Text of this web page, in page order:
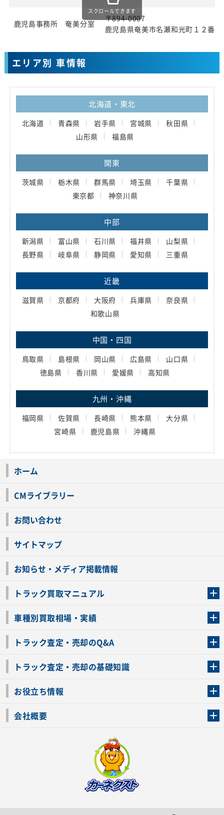
鹿児島事務所 奄美分室
〒894-0007
鹿児島県奄美市名瀬和光町１２番
スクロールできます
エリア別 車情報
北海道・東北
北海道 青森県 岩手県 宮城県
秋田県
山形県
福島県
関東
茨城県 栃木県 群馬県 埼玉県
千葉県
東京都
神奈川県
中部
新潟県 富山県 石川県 福井県
山梨県
長野県
岐阜県 静岡県 愛知県 三重県
近畿
滋賀県 京都府 大阪府 兵庫県
奈良県
和歌山県
中国・四国
鳥取県 島根県 岡山県 広島県
山口県
徳島県
香川県 愛媛県 高知県
九州・沖縄
福岡県 佐賀県 長崎県 熊本県
大分県
宮崎県
鹿児島県 沖縄県
ホーム
CMライブラリー
お問い合わせ
サイトマップ
お知らせ・メディア掲載情報
トラック買取マニュアル
車種別買取相場・実績
トラック査定・売却のQ&A
トラック査定・売却の基礎知識
お役立ち情報
会社概要